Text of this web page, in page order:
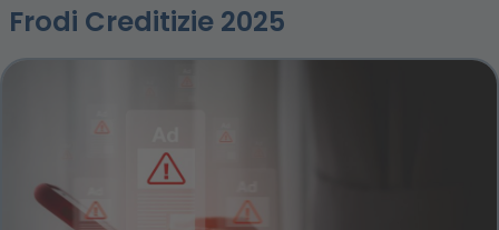
Frodi Creditizie 2025